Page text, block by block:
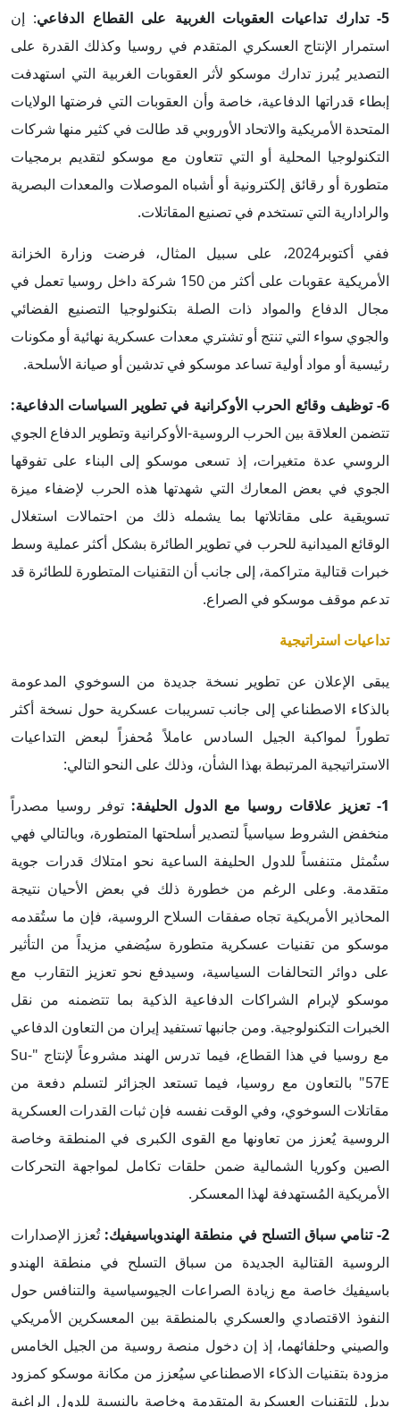
5- تدارك تداعيات العقوبات الغربية على القطاع الدفاعي
: إن
استمرار الإنتاج العسكري المتقدم في روسيا وكذلك القدرة على
التصدير يُبرز تدارك موسكو لأثر العقوبات الغربية التي استهدفت
إبطاء قدراتها الدفاعية، خاصة وأن العقوبات التي فرضتها الولايات
المتحدة الأمريكية والاتحاد الأوروبي قد طالت في كثير منها شركات
التكنولوجيا المحلية أو التي تتعاون مع موسكو لتقديم برمجيات
متطورة أو رقائق إلكترونية أو أشباه الموصلات والمعدات البصرية
والرادارية التي تستخدم في تصنيع المقاتلات.
ففي أكتوبر2024، على سبيل المثال، فرضت وزارة الخزانة
الأمريكية عقوبات على أكثر من 150 شركة داخل روسيا تعمل في
مجال الدفاع والمواد ذات الصلة بتكنولوجيا التصنيع الفضائي
والجوي سواء التي تنتج أو تشتري معدات عسكرية نهائية أو مكونات
رئيسية أو مواد أولية تساعد موسكو في تدشين أو صيانة الأسلحة.
6- توظيف وقائع الحرب الأوكرانية في تطوير السياسات الدفاعية:
تتضمن العلاقة بين الحرب الروسية-الأوكرانية وتطوير الدفاع الجوي
الروسي عدة متغيرات، إذ تسعى موسكو إلى البناء على تفوقها
الجوي في بعض المعارك التي شهدتها هذه الحرب لإضفاء ميزة
تسويقية على مقاتلاتها بما يشمله ذلك من احتمالات استغلال
الوقائع الميدانية للحرب في تطوير الطائرة بشكل أكثر عملية وسط
خبرات قتالية متراكمة، إلى جانب أن التقنيات المتطورة للطائرة قد
تدعم موقف موسكو في الصراع.
تداعيات استراتيجية
يبقى الإعلان عن تطوير نسخة جديدة من السوخوي المدعومة
بالذكاء الاصطناعي إلى جانب تسريبات عسكرية حول نسخة أكثر
تطوراً لمواكبة الجيل السادس عاملاً مُحفزاً لبعض التداعيات
الاستراتيجية المرتبطة بهذا الشأن، وذلك على النحو التالي:
1- تعزيز علاقات روسيا مع الدول الحليفة:
توفر روسيا مصدراً
منخفض الشروط سياسياً لتصدير أسلحتها المتطورة، وبالتالي فهي
ستُمثل متنفساً للدول الحليفة الساعية نحو امتلاك قدرات جوية
متقدمة. وعلى الرغم من خطورة ذلك في بعض الأحيان نتيجة
المحاذير الأمريكية تجاه صفقات السلاح الروسية، فإن ما ستُقدمه
موسكو من تقنيات عسكرية متطورة سيُضفي مزيداً من التأثير
على دوائر التحالفات السياسية، وسيدفع نحو تعزيز التقارب مع
موسكو لإبرام الشراكات الدفاعية الذكية بما تتضمنه من نقل
الخبرات التكنولوجية. ومن جانبها تستفيد إيران من التعاون الدفاعي
مع روسيا في هذا القطاع، فيما تدرس الهند مشروعاً لإنتاج "Su-
57E" بالتعاون مع روسيا، فيما تستعد الجزائر لتسلم دفعة من
مقاتلات السوخوي، وفي الوقت نفسه فإن ثبات القدرات العسكرية
الروسية يُعزز من تعاونها مع القوى الكبرى في المنطقة وخاصة
الصين وكوريا الشمالية ضمن حلقات تكامل لمواجهة التحركات
الأمريكية المُستهدفة لهذا المعسكر.
2- تنامي سباق التسلح في منطقة الهندوباسيفيك:
تُعزز الإصدارات
الروسية القتالية الجديدة من سباق التسلح في منطقة الهندو
باسيفيك خاصة مع زيادة الصراعات الجيوسياسية والتنافس حول
النفوذ الاقتصادي والعسكري بالمنطقة بين المعسكرين الأمريكي
والصيني وحلفائهما، إذ إن دخول منصة روسية من الجيل الخامس
مزودة بتقنيات الذكاء الاصطناعي سيُعزز من مكانة موسكو كمزود
بديل للتقنيات العسكرية المتقدمة وخاصة بالنسبة للدول الراغبة